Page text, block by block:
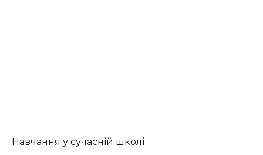
Навчання у сучасній школі